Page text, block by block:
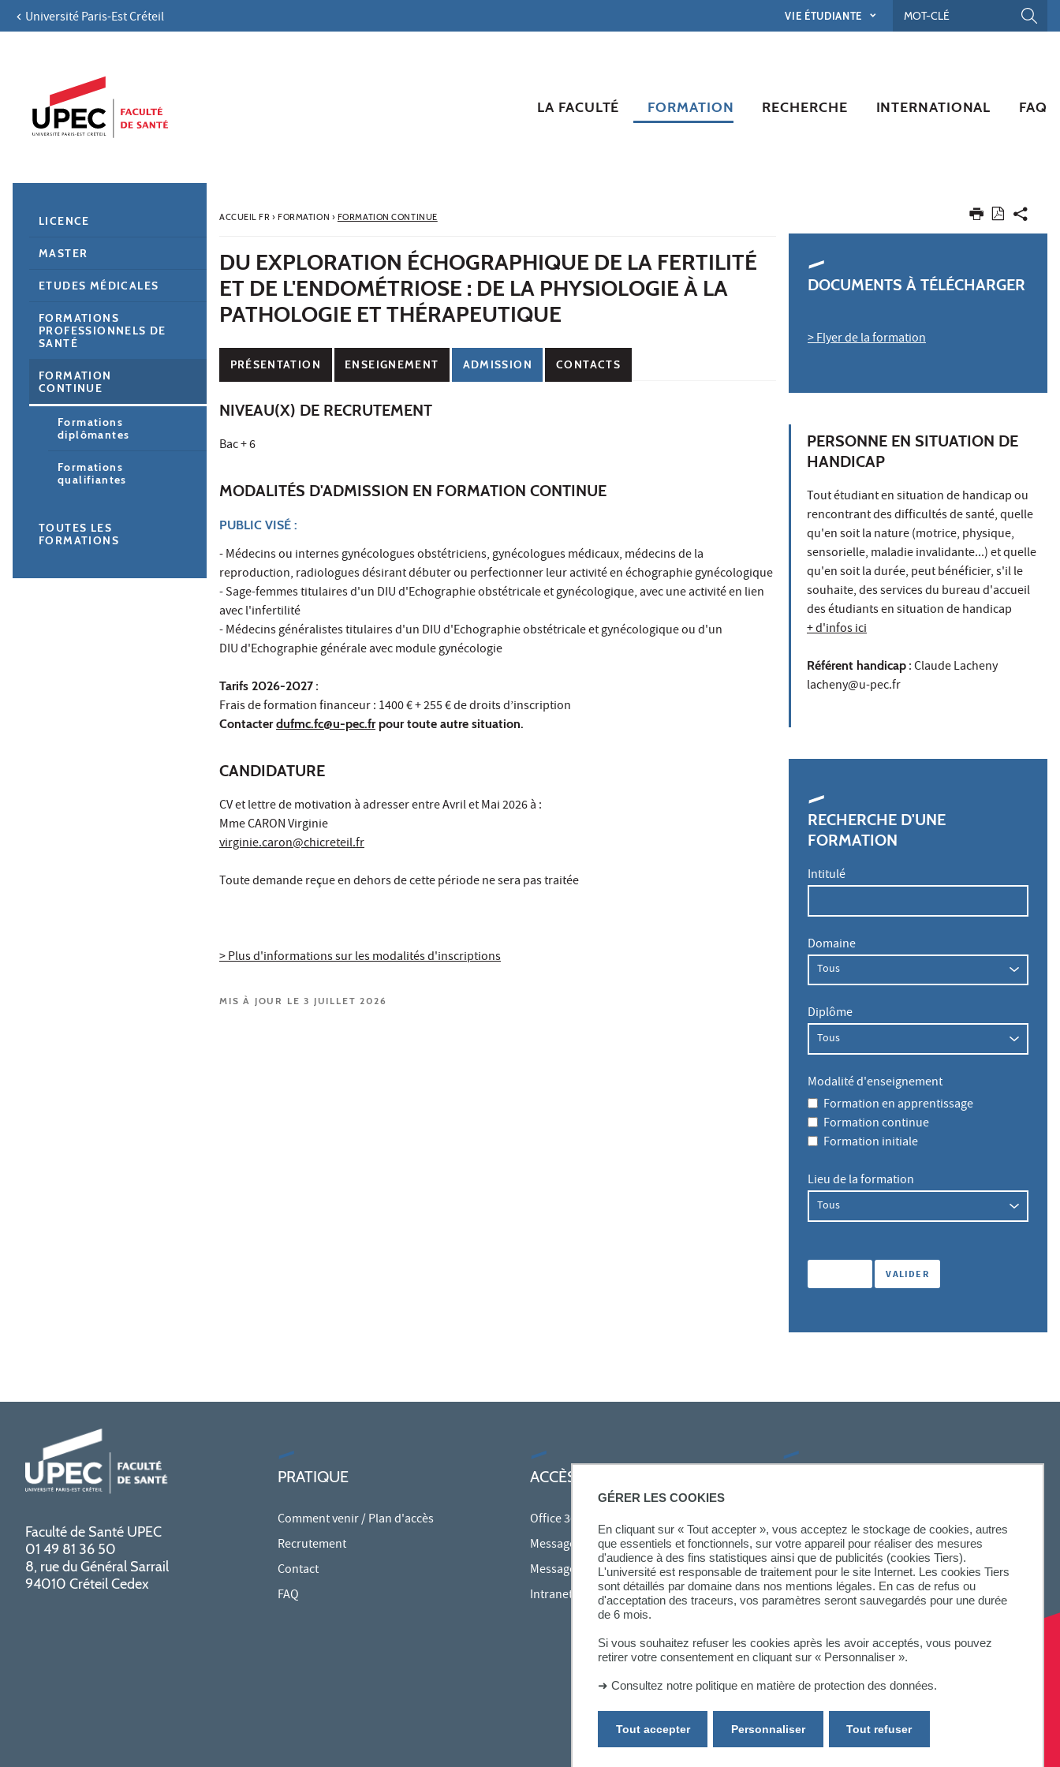
GÉRER LES COOKIES
En cliquant sur « Tout accepter », vous acceptez le stockage de cookies, autres
que essentiels et fonctionnels, sur votre appareil pour réaliser des mesures
d'audience à des fins statistiques ainsi que de publicités (cookies Tiers).
L'université est responsable de traitement pour le site Internet. Les cookies Tiers
sont détaillés par domaine dans nos mentions légales. En cas de refus ou
d'acceptation des traceurs, vos paramètres seront sauvegardés pour une durée
de 6 mois.
Si vous souhaitez refuser les cookies après les avoir acceptés, vous pouvez
retirer votre consentement en cliquant sur « Personnaliser ».
➜ Consultez notre politique en matière de protection des données.
Tout accepter Tout refuser
Personnaliser
Aller au contenu
Navigation secondaire
Université Paris-Est Créteil VIE ÉTUDIANTE
LA FACULTÉ FORMATION RECHERCHE INTERNATIONAL FAQ
ACCUEIL FR› FORMATION › FORMATION CONTINUE
DU EXPLORATION ÉCHOGRAPHIQUE DE LA FERTILITÉ
ET DE L'ENDOMÉTRIOSE : DE LA PHYSIOLOGIE À LA
PATHOLOGIE ET THÉRAPEUTIQUE
PRÉSENTATION ENSEIGNEMENT ADMISSION CONTACTS
NIVEAU(X) DE RECRUTEMENT
Bac + 6
MODALITÉS D'ADMISSION EN FORMATION CONTINUE
PUBLIC VISÉ :
- Médecins ou internes gynécologues obstétriciens, gynécologues médicaux, médecins de la
reproduction, radiologues désirant débuter ou perfectionner leur activité en échographie gynécologique
- Sage-femmes titulaires d'un DIU d'Echographie obstétricale et gynécologique, avec une activité en lien
avec l'infertilité
- Médecins généralistes titulaires d'un DIU d'Echographie obstétricale et gynécologique ou d'un
DIU d'Echographie générale avec module gynécologie
Tarifs 2026-2027 :
Frais de formation financeur : 1400 € + 255 € de droits d’inscription
Contacterdufmc.fc@u-pec.frpour toute autre situation.
CANDIDATURE
CV et lettre de motivation à adresser entre Avril et Mai 2026 à :
Mme CARON Virginie
virginie.caron@chicreteil.fr
Toute demande reçue en dehors de cette période ne sera pas traitée
> Plus d'informations sur les modalités d'inscriptions
MIS À JOUR LE 3 JUILLET 2026
DOCUMENTS À TÉLÉCHARGER
> Flyer de la formation
PERSONNE EN SITUATION DE
HANDICAP
Tout étudiant en situation de handicap ou
rencontrant des difficultés de santé, quelle
qu'en soit la nature (motrice, physique,
sensorielle, maladie invalidante...) et quelle
qu'en soit la durée, peut bénéficier, s'il le
souhaite, des services du bureau d'accueil
des étudiants en situation de handicap
+ d'infos ici
Référent handicap : Claude Lacheny
lacheny@u-pec.fr
RECHERCHE D'UNE
FORMATION
Intitulé
Domaine
Diplôme
Modalité d'enseignement
Formation en apprentissage
Formation continue
Formation initiale
Lieu de la formation
LICENCE
MASTER
ETUDES MÉDICALES
FORMATIONS
PROFESSIONNELS DE
SANTÉ
FORMATION
CONTINUE
Formations
diplômantes
Formations
qualifiantes
TOUTES LES
FORMATIONS
Faculté de Santé UPEC
01 49 81 36 50
8, rue du Général Sarrail
94010 Créteil Cedex
PRATIQUE
Comment venir / Plan d'accès
Recrutement
Contact
FAQ
ACCÈS RAPIDES
Office 365
Messagerie des personnels
Messagerie étudiante
Intranet des personnels